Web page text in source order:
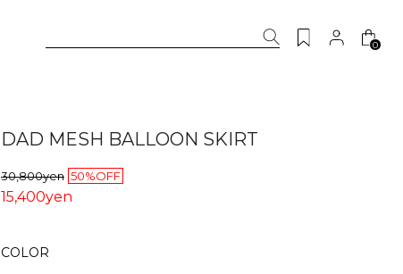
0
DAD MESH BALLOON SKIRT
30,800yen 50%OFF
15,400yen
COLOR